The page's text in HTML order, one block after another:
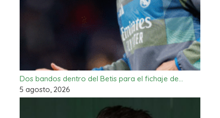
Dos bandos dentro del Betis para el fichaje de…
5 agosto, 2026